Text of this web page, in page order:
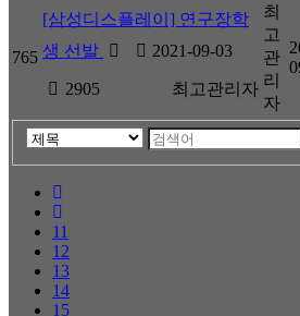
765
[삼성디스플레이] 연구장학
생 선발
2021-09-03
2905 최고관리자
최
고
관
리
자
11
12
13
14
15